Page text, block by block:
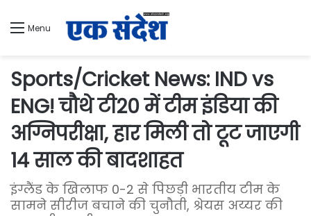
Menu
Sports/Cricket News: IND vs
ENG! चौथे टी20 में टीम इंडिया की
अग्निपरीक्षा, हार मिली तो टूट जाएगी
14 साल की बादशाहत
इंग्लैंड के खिलाफ 0-2 से पिछड़ी भारतीय टीम के
सामने सीरीज बचाने की चुनौती, श्रेयस अय्यर की